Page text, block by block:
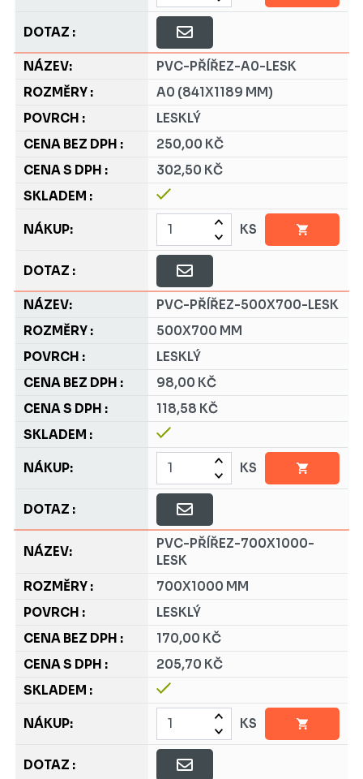
PVC-PŘÍŘEZ-A0-LESK
A0 (841X1189 MM)
LESKLÝ
250,00 KČ
302,50 KČ
KS
PVC-PŘÍŘEZ-500X700-LESK
500X700 MM
LESKLÝ
98,00 KČ
118,58 KČ
KS
PVC-PŘÍŘEZ-700X1000-
LESK
700X1000 MM
LESKLÝ
170,00 KČ
205,70 KČ
KS